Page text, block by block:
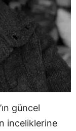
güncel
inceliklerine